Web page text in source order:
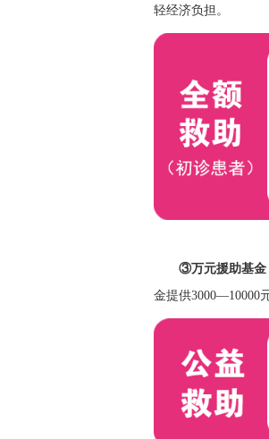
轻经济负担。
③万元援助基金
金提供3000—10000